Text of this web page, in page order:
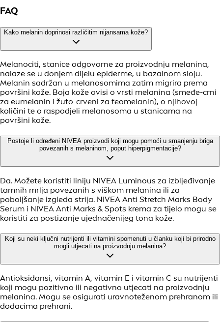
FAQ
Kako melanin doprinosi različitim nijansama kože?
Melanociti, stanice odgovorne za proizvodnju melanina,
nalaze se u donjem dijelu epiderme, u bazalnom sloju.
Melanin sadržan u melanosomima zatim migrira prema
površini kože. Boja kože ovisi o vrsti melanina (smeđe-crni
za eumelanin i žuto-crveni za feomelanin), o njihovoj
količini te o raspodjeli melanosoma u stanicama na
površini kože.
Postoje li određeni NIVEA proizvodi koji mogu pomoći u smanjenju briga
povezanih s melaninom, poput hiperpigmentacije?
Da. Možete koristiti liniju NIVEA Luminous za izbljeđivanje
tamnih mrlja povezanih s viškom melanina ili za
poboljšanje izgleda strija. NIVEA Anti Stretch Marks Body
Serum i NIVEA Anti Marks & Spots krema za tijelo mogu se
koristiti za postizanje ujednačenijeg tona kože.
Koji su neki ključni nutrijenti ili vitamini spomenuti u članku koji bi prirodno
mogli utjecati na proizvodnju melanina?
Antioksidansi, vitamin A, vitamin E i vitamin C su nutrijenti
koji mogu pozitivno ili negativno utjecati na proizvodnju
melanina. Mogu se osigurati uravnoteženom prehranom ili
dodacima prehrani.